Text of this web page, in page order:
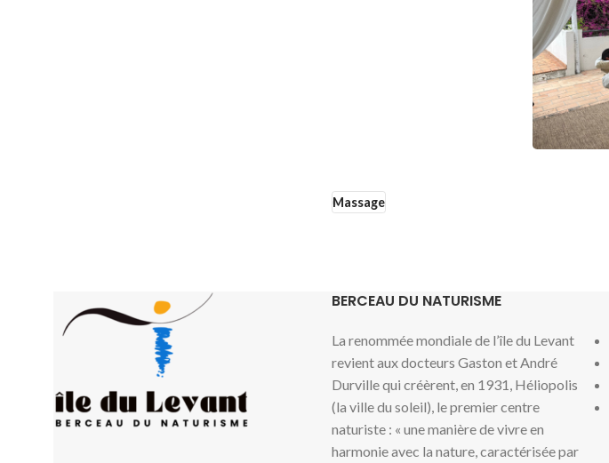
Massage
BERCEAU DU NATURISME
La renommée mondiale de l’île du Levant
revient aux docteurs Gaston et André
Durville qui créèrent, en 1931, Héliopolis
(la ville du soleil), le premier centre
naturiste : « une manière de vivre en
harmonie avec la nature, caractérisée par